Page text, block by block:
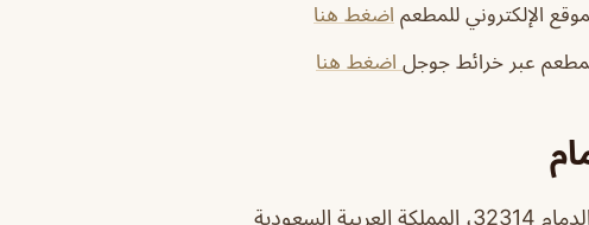
الإلكتروني للمطعم اضغط هنا
عبر خرائط جوجل اضغط هنا